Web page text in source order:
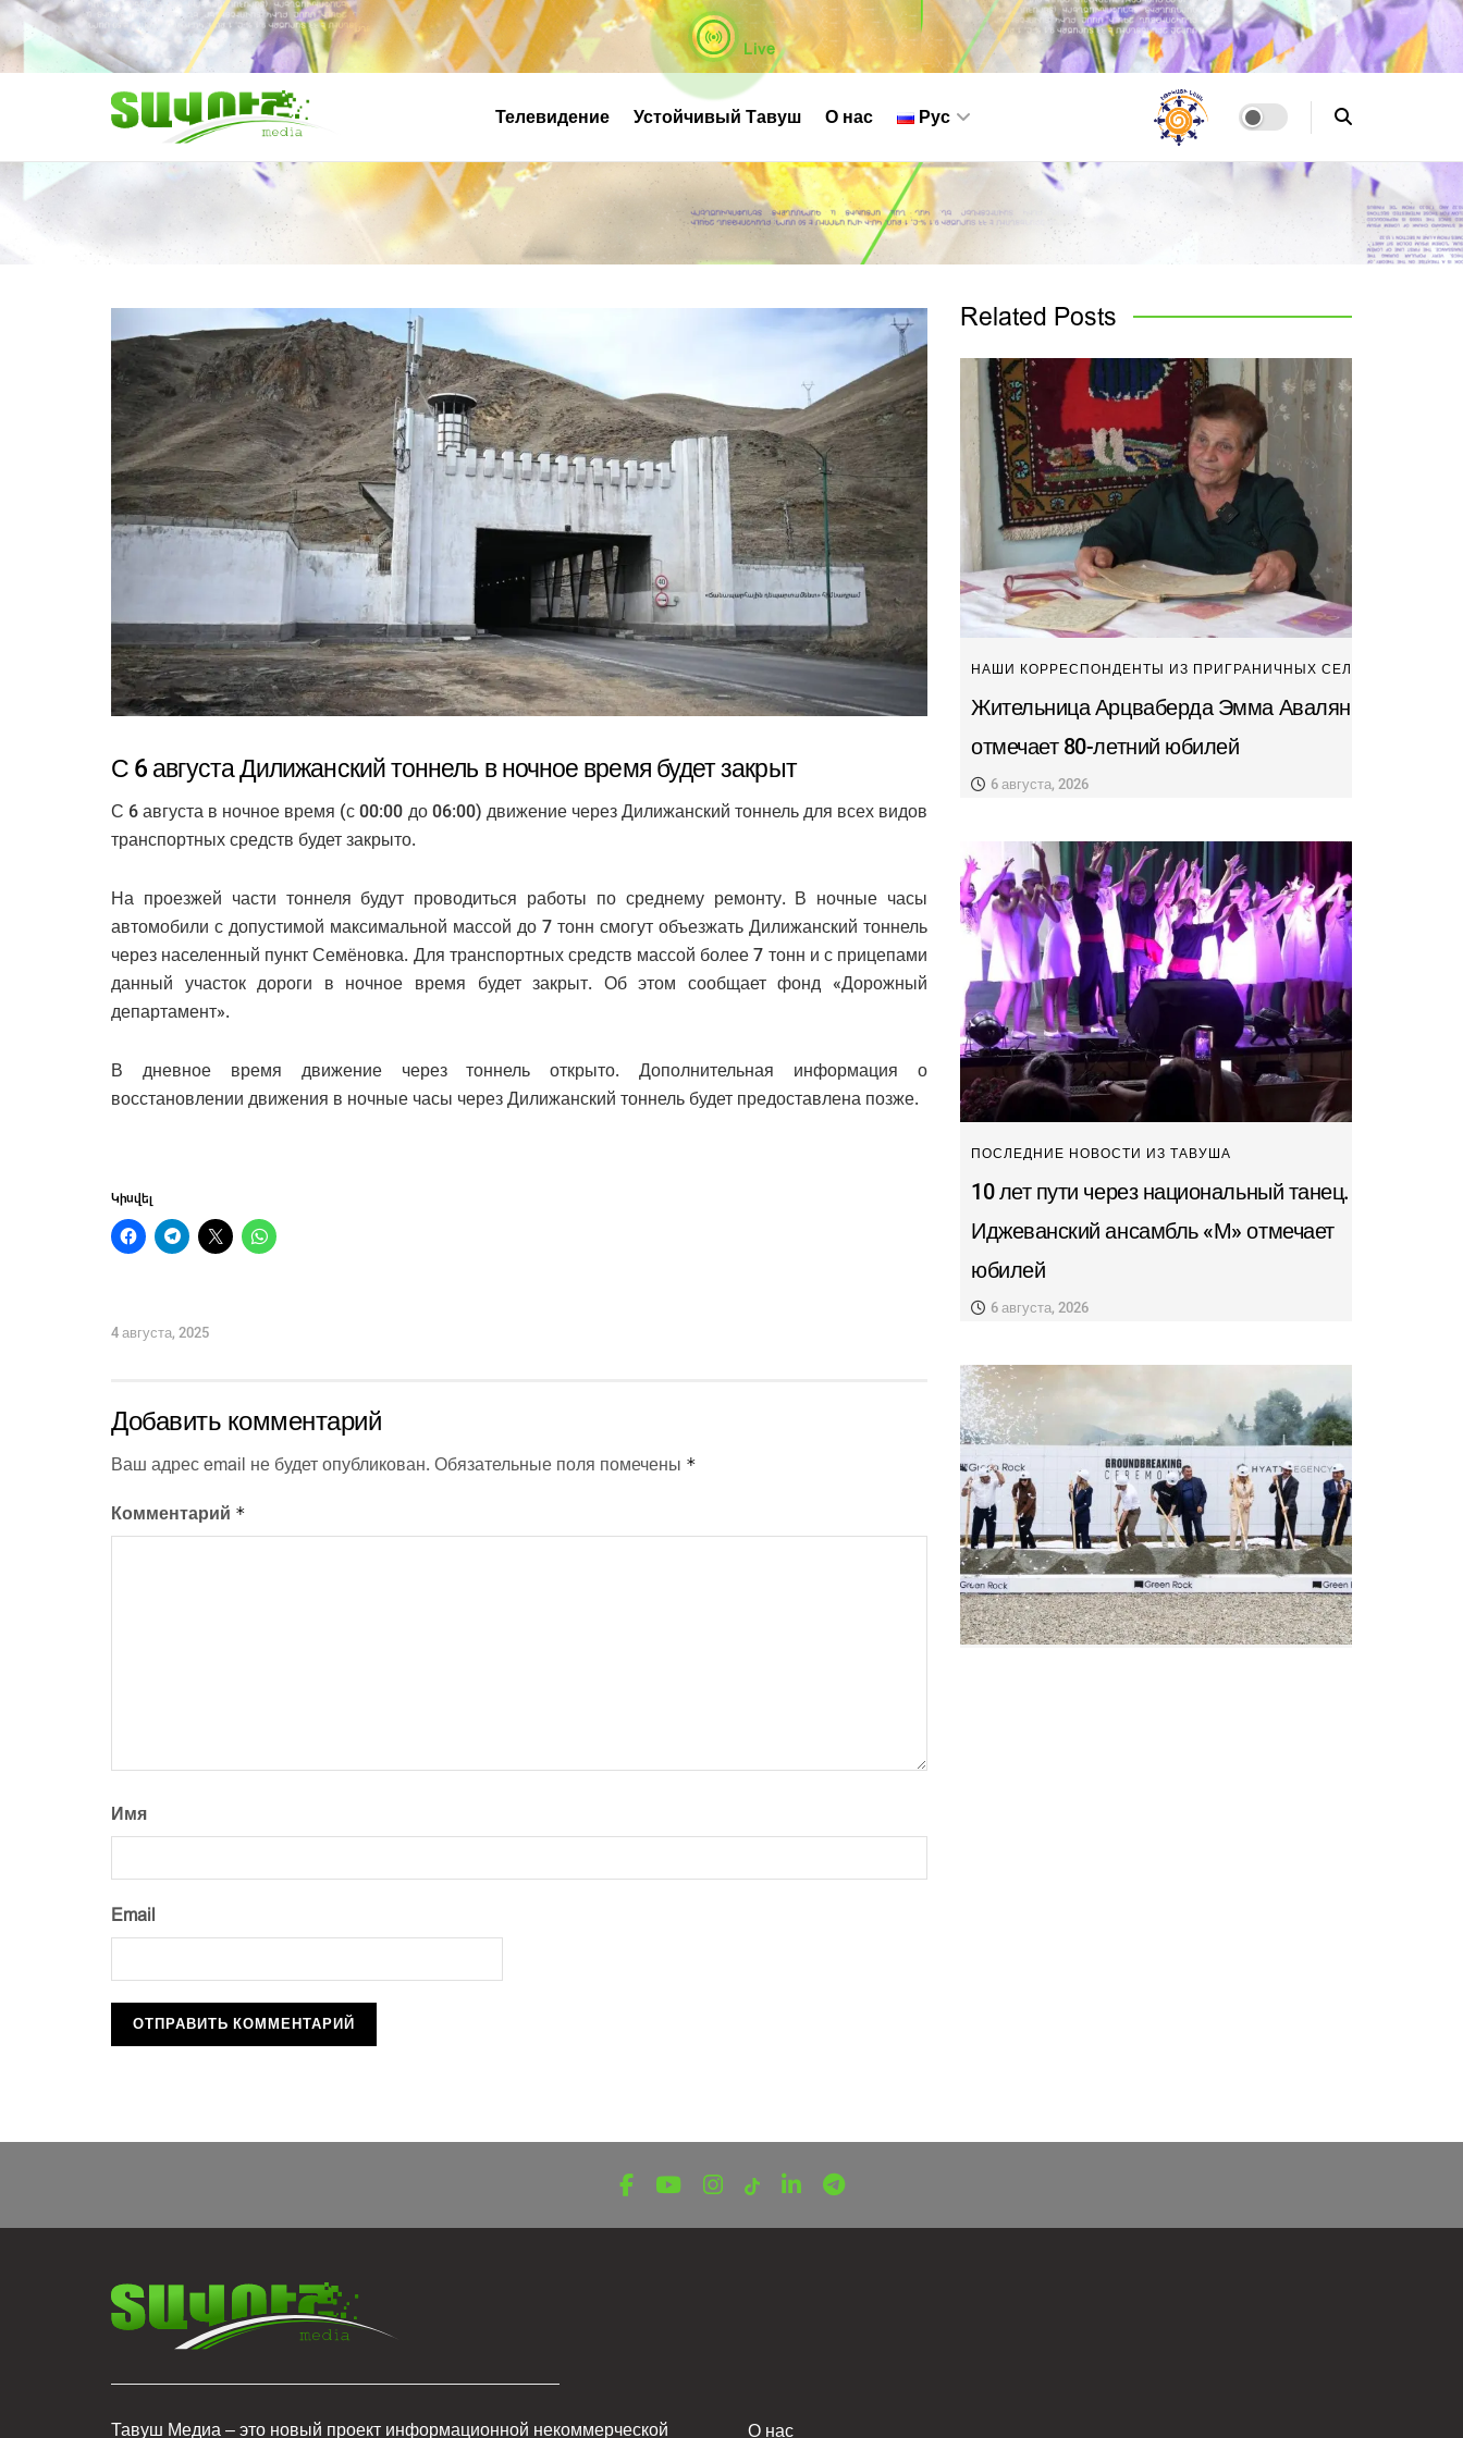
Live
Телевидение Устойчивый Тавуш О нас Рус
С 6 августа Дилижанский тоннель в ночное время будет закрыт
С 6 августа в ночное время (с 00:00 до 06:00) движение через Дилижанский тоннель для всех видов
транспортных средств будет закрыто.
На проезжей части тоннеля будут проводиться работы по среднему ремонту. В ночные часы
автомобили с допустимой максимальной массой до 7 тонн смогут объезжать Дилижанский тоннель
через населенный пункт Семёновка. Для транспортных средств массой более 7 тонн и с прицепами
данный участок дороги в ночное время будет закрыт. Об этом сообщает фонд «Дорожный
департамент».
В дневное время движение через тоннель открыто. Дополнительная информация о
восстановлении движения в ночные часы через Дилижанский тоннель будет предоставлена позже.
Կիսվել
4 августа, 2025
Добавить комментарий
Ваш адрес email не будет опубликован. Обязательные поля помечены *
Комментарий *
Имя
Email
Related Posts
НАШИ КОРРЕСПОНДЕНТЫ ИЗ ПРИГРАНИЧНЫХ СЕЛ
Жительница Арцваберда Эмма Авалян
отмечает 80-летний юбилей
6 августа, 2026
ПОСЛЕДНИЕ НОВОСТИ ИЗ ТАВУША
10 лет пути через национальный танец.
Иджеванский ансамбль «М» отмечает
юбилей
6 августа, 2026
Тавуш Медиа – это новый проект информационной некоммерческой О нас